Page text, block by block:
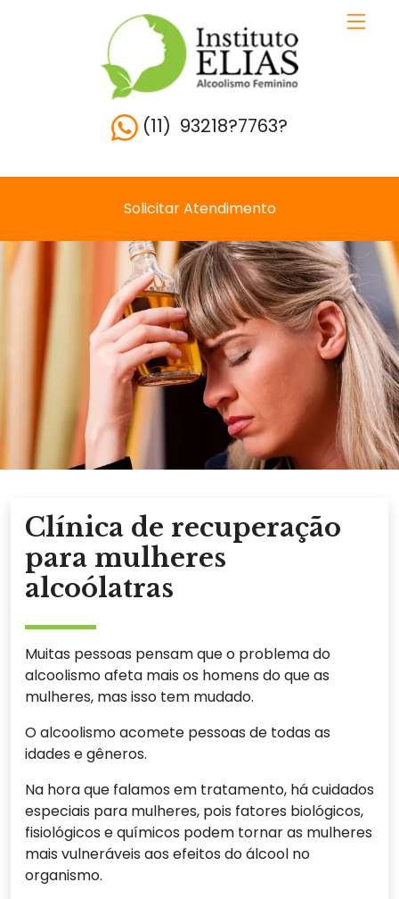
(11) 93218?7763?
Solicitar Atendimento
Clínica de recuperação
para mulheres
alcoólatras
Muitas pessoas pensam que o problema do
alcoolismo afeta mais os homens do que as
mulheres, mas isso tem mudado.
O alcoolismo acomete pessoas de todas as
idades e gêneros.
Na hora que falamos em tratamento, há cuidados
especiais para mulheres, pois fatores biológicos,
fisiológicos e químicos podem tornar as mulheres
mais vulneráveis aos efeitos do álcool no
organismo.